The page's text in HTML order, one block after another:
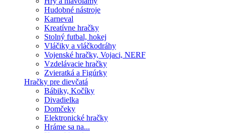
Hudobné nástroje
Karneval
Kreatívne hračky
Stolný futbal, hokej
Vláčiky a vláčkodráhy
Vojenské hračky, Vojaci, NERF
Vzdelávacie hračky
Zvieratká a Figúrky
Hračky pre dievčatá
Bábiky, Kočíky
Divadielka
Domčeky
Elektronické hračky
Hráme sa na...